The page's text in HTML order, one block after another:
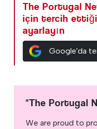
The Portugal
için tercih
ayarlayın
Google'da
"The Portugal
We are proud to